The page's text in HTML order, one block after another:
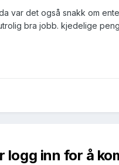
var det også snakk om
bra jobb. kjedelige
logg inn for å